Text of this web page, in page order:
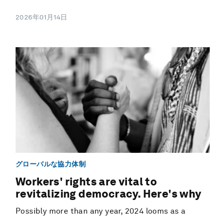
2026年01月14日
グローバルな協力体制
Workers' rights are vital to
revitalizing democracy. Here's why
Possibly more than any year, 2024 looms as a